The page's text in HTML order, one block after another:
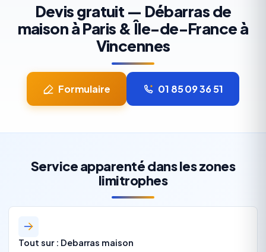
Devis gratuit — Débarras de
maison à Paris & Île-de-France à
Vincennes
Formulaire 01 85 09 36 51
Service apparenté dans les zones
limitrophes
Tout sur : Debarras maison